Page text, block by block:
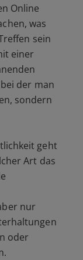
Online
was
sein
einer
der man
sondern
geht
Art das
nur
oder